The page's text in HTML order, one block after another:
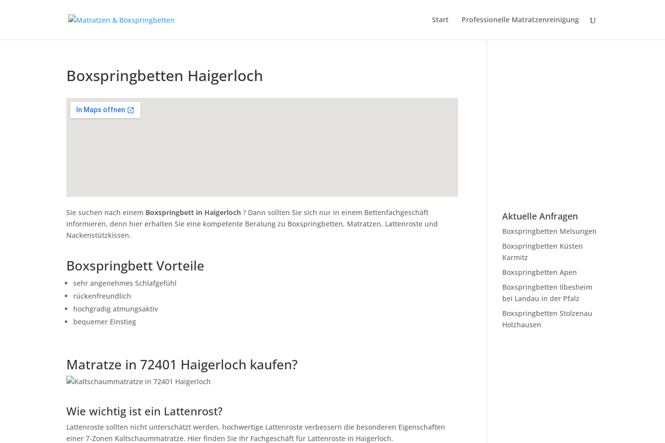
Start Professionelle Matratzenreinigung
Boxspringbetten Haigerloch
Sie suchen nach einem Boxspringbett in Haigerloch ? Dann sollten Sie sich nur in einem Bettenfachgeschäft
informieren, denn hier erhalten Sie eine kompetente Beratung zu Boxspringbetten, Matratzen, Lattenroste und
Nackenstützkissen.
Boxspringbett Vorteile
sehr angenehmes Schlafgefühl
rückenfreundlich
hochgradig atmungsaktiv
bequemer Einstieg
Matratze in 72401 Haigerloch kaufen?
Wie wichtig ist ein Lattenrost?
Lattenroste sollten nicht unterschätzt werden, hochwertige Lattenroste verbessern die besonderen Eigenschaften
einer 7-Zonen Kaltschaummatratze. Hier finden Sie Ihr Fachgeschäft für Lattenroste in Haigerloch.
Aktuelle Anfragen
Boxspringbetten Melsungen
Boxspringbetten Küsten
Karmitz
Boxspringbetten Apen
Boxspringbetten Ilbesheim
bei Landau in der Pfalz
Boxspringbetten Stolzenau
Holzhausen